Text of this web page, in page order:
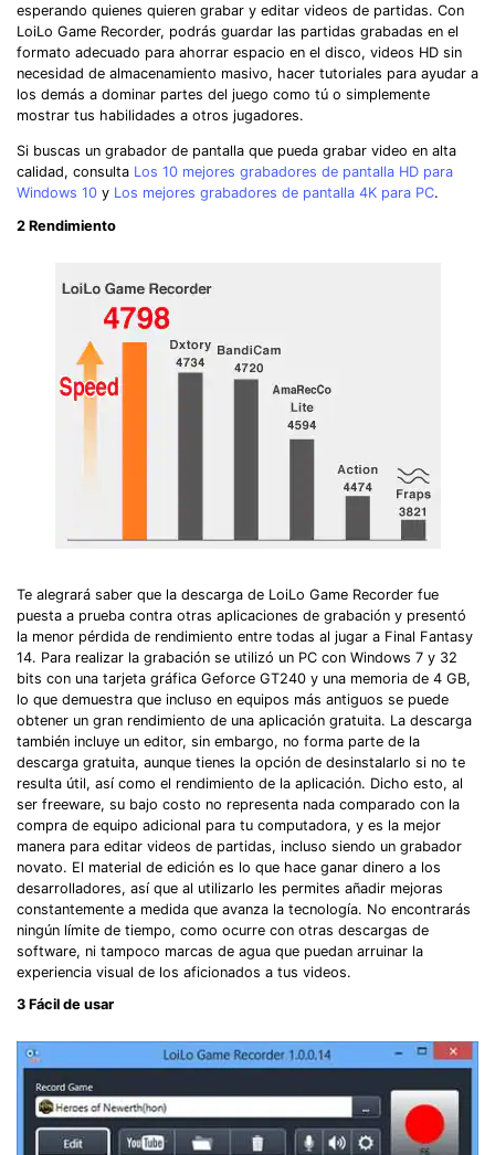
esperando quienes quieren grabar y editar videos de partidas. Con
LoiLo Game Recorder, podrás guardar las partidas grabadas en el
formato adecuado para ahorrar espacio en el disco, videos HD sin
necesidad de almacenamiento masivo, hacer tutoriales para ayudar a
los demás a dominar partes del juego como tú o simplemente
mostrar tus habilidades a otros jugadores.
󠀰Si buscas un grabador de pantalla que pueda grabar video en alta
calidad, consulta Los 10 mejores grabadores de pantalla HD para
Windows 10 y Los mejores grabadores de pantalla 4K para PC.
2 Rendimiento
Te alegrará saber que la descarga de LoiLo Game Recorder fue
puesta a prueba contra otras aplicaciones de grabación y presentó
la menor pérdida de rendimiento entre todas al jugar a Final Fantasy
14. Para realizar la grabación se utilizó un PC con Windows 7 y 32
bits con una tarjeta gráfica Geforce GT240 y una memoria de 4 GB,
lo que demuestra que incluso en equipos más antiguos se puede
obtener un gran rendimiento de una aplicación gratuita. La descarga
también incluye un editor, sin embargo, no forma parte de la
descarga gratuita, aunque tienes la opción de desinstalarlo si no te
resulta útil, así como el rendimiento de la aplicación. Dicho esto, al
ser freeware, su bajo costo no representa nada comparado con la
compra de equipo adicional para tu computadora, y es la mejor
manera para editar videos de partidas, incluso siendo un grabador
novato. El material de edición es lo que hace ganar dinero a los
desarrolladores, así que al utilizarlo les permites añadir mejoras
constantemente a medida que avanza la tecnología. No encontrarás
ningún límite de tiempo, como ocurre con otras descargas de
software, ni tampoco marcas de agua que puedan arruinar la
experiencia visual de los aficionados a tus videos.
3 Fácil de usar󠀲󠀨󠀡󠀢󠀣󠀠󠀡󠀥󠀳